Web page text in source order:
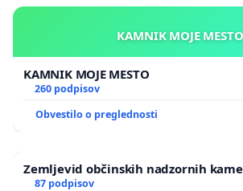
KAMNIK MOJE MESTO
KAMNIK MOJE MESTO
260 podpisov
Obvestilo o preglednosti
Zemljevid občinskih nadzornih
87 podpisov